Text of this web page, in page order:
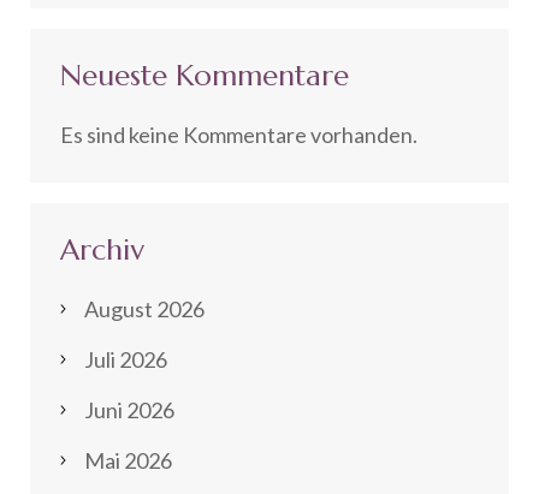
Neueste Kommentare
Es sind keine Kommentare vorhanden.
Archiv
August 2026
Juli 2026
Juni 2026
Mai 2026